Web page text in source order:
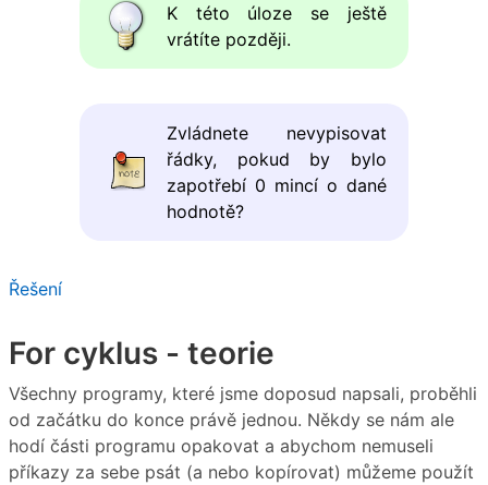
K této úloze se ještě
vrátíte později.
Zvládnete nevypisovat
řádky, pokud by bylo
zapotřebí 0 mincí o dané
hodnotě?
Řešení
For cyklus - teorie
Všechny programy, které jsme doposud napsali, proběhli
od začátku do konce právě jednou. Někdy se nám ale
hodí části programu opakovat a abychom nemuseli
příkazy za sebe psát (a nebo kopírovat) můžeme použít